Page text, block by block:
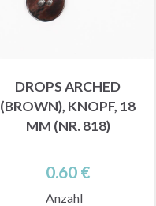
DROPS ARCHED
(BROWN), KNOPF, 18
MM (NR. 818)
0.60 €
Anzahl